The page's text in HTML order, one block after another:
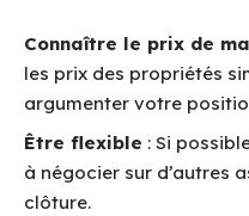
Connaître le prix de
les prix des propriétés
argumenter votre
Être flexible : Si
à négocier sur d’autres
clôture.